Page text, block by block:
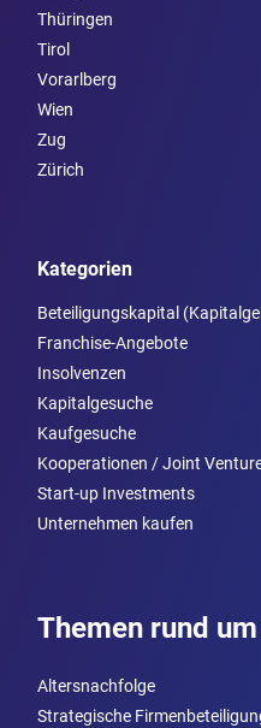
Thüringen
Tirol
Vorarl­berg
Wien
Zug
Zürich
Kategorien
Beteiligungskapital
Franchise-Angebote
Insolvenzen
Kapitalgesuche
Kaufgesuche
Kooperationen / Joint
Start-up Investments
Unternehmen kaufen
Themen rund
Altersnachfolge
Strategische